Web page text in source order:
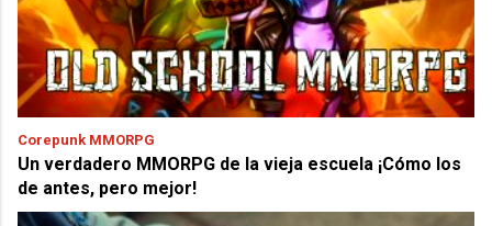
Corepunk MMORPG
Un verdadero MMORPG de la vieja escuela ¡Cómo los
de antes, pero mejor!